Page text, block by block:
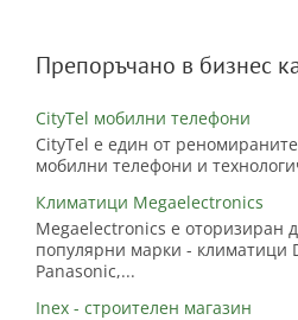
Препоръчано в бизнес
CityTel мобилни телефони
CityTel е един от
мобилни телефони и
Климатици Megaelectronics
Megaelectronics е оторизиран
популярни марки - климатици
Panasonic,...
Inex - строителен магазин